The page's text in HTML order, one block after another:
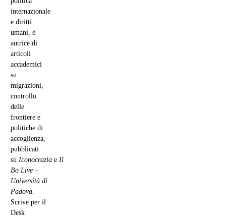
internazionale
e diritti
umani, è
autrice di
articoli
accademici
su
migrazioni,
controllo
delle
frontiere e
politiche di
accoglienza,
pubblicati
su Iconocrazia e Il
Bo Live –
Università di
Padova.
Scrive per il
Desk